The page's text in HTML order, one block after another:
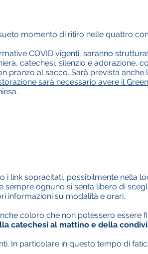
momento di ritiro nelle quattro
COVID vigenti, saranno
catechesi, silenzio e adorazione,
pranzo al sacco. Sarà prevista anche
sarà necessario avere il
i link sopracitati, possibilmente nella
ognuno si senta libero di
informazioni su modalità e orari.
coloro che non potessero essere
catechesi al mattino e della
In particolare in questo tempo di